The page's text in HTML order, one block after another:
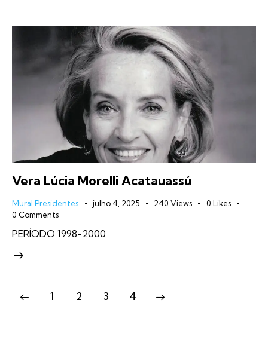
Vera Lúcia Morelli Acatauassú
Mural Presidentes julho 4, 2025 240 Views 0 Likes
0 Comments
PERÍODO 1998-2000
1 2 3 4